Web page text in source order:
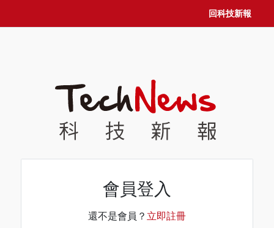
回科技新報
會員登入
還不是會員？ 立即註冊